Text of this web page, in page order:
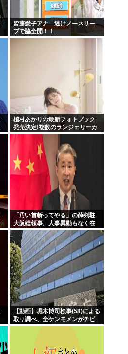
皆藤愛子アナ 透けノースリー
ブで脇全開！！
植村あかりの最新フォトブック
発売決定!複数のランジェリーカ
ットあり
「汚い首斬ってやる」の薛剣駐
大阪総領事、人事異動もなく在
任6年で歴代最長
【動画】堀木博司検事(58)による
取り調べ、全ケンモメンがチビ
るくらい怖いと話題に